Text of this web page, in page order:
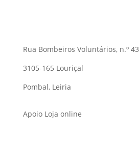
Rua Bombeiros Voluntários, n.º 43
3105-165 Louriçal
Pombal, Leiria
Apoio Loja online